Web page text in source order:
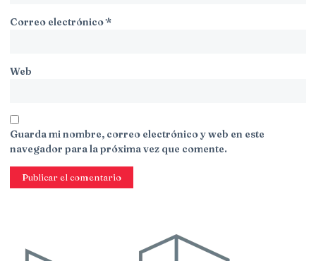
Correo electrónico*
Web
Guarda mi nombre, correo electrónico y web en este
navegador para la próxima vez que comente.